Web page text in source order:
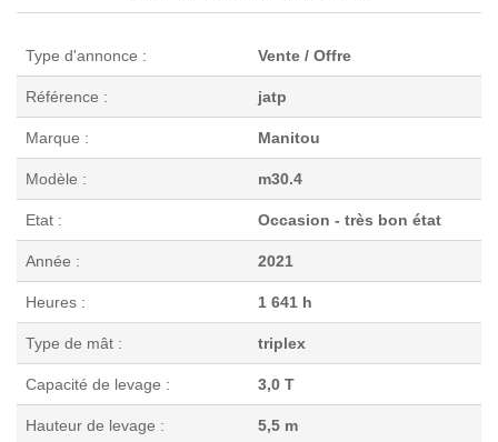
Type d'annonce : Vente / Offre
Référence : jatp
Marque : Manitou
Modèle : m30.4
Etat : Occasion - très bon état
Année : 2021
Heures : 1 641 h
Type de mât : triplex
Capacité de levage : 3,0 T
Hauteur de levage : 5,5 m